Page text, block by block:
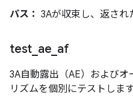
パス： 3Aが収束し、返され
test ae af
3A自動露出（AE）および
リズムを個別にテストします